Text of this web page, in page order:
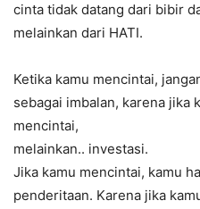
cinta tidak datang dari bibir
melainkan dari HATI.
Ketika kamu mencintai,
sebagai imbalan, karena jika
mencintai,
melainkan.. investasi.
Jika kamu mencintai, kamu
penderitaan. Karena jika